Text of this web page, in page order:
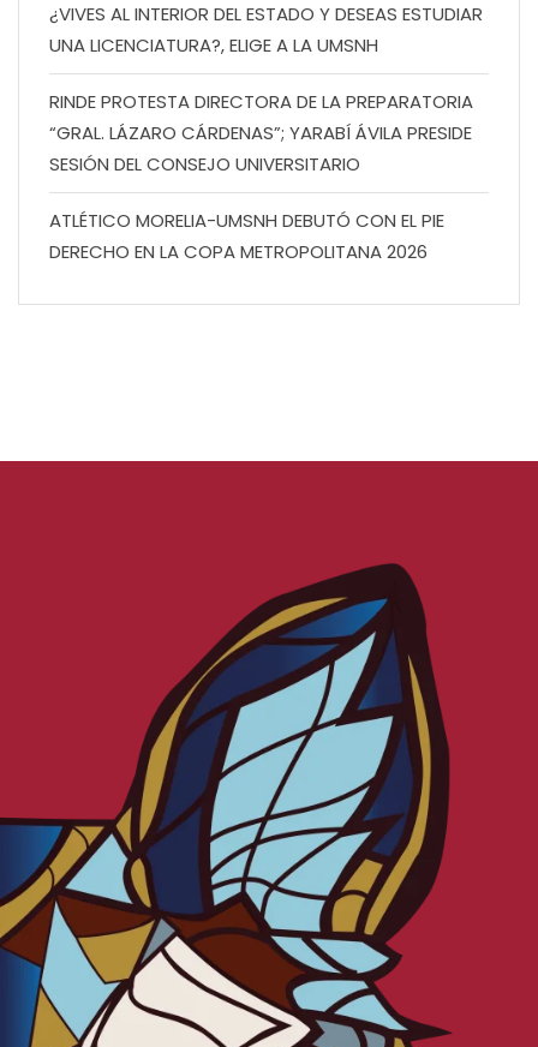
¿VIVES AL INTERIOR DEL ESTADO Y DESEAS ESTUDIAR
UNA LICENCIATURA?, ELIGE A LA UMSNH
RINDE PROTESTA DIRECTORA DE LA PREPARATORIA
“GRAL. LÁZARO CÁRDENAS”; YARABÍ ÁVILA PRESIDE
SESIÓN DEL CONSEJO UNIVERSITARIO
ATLÉTICO MORELIA-UMSNH DEBUTÓ CON EL PIE
DERECHO EN LA COPA METROPOLITANA 2026